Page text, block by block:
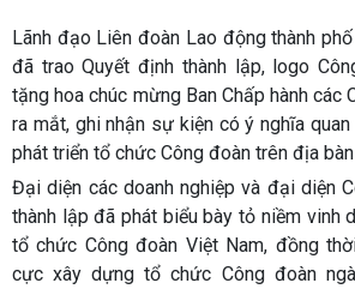
Lãnh đạo Liên đoàn Lao động thành
đã trao Quyết định thành lập, logo
tặng hoa chúc mừng Ban Chấp hành các
ra mắt, ghi nhận sự kiện có ý nghĩa
phát triển tổ chức Công đoàn trên địa
Đại diện các doanh nghiệp và đại diện
thành lập đã phát biểu bày tỏ niềm vinh
tổ chức Công đoàn Việt Nam, đồng
cực xây dựng tổ chức Công đoàn